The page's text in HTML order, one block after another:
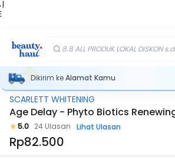
|
8.8 ALL PRODUK LOKAL DISKON
Dikirim keAlamat Kamu
Stok Habis
SCARLETT WHITENING
Age Delay - Phyto Biotics
5.0 24 Ulasan Lihat Ulasan
Rp82.500